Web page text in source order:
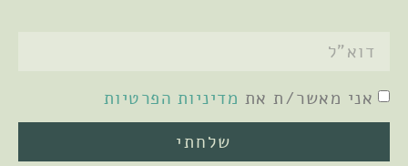
אני מאשר/ת את מדיניות הפרטיות
שלחתי